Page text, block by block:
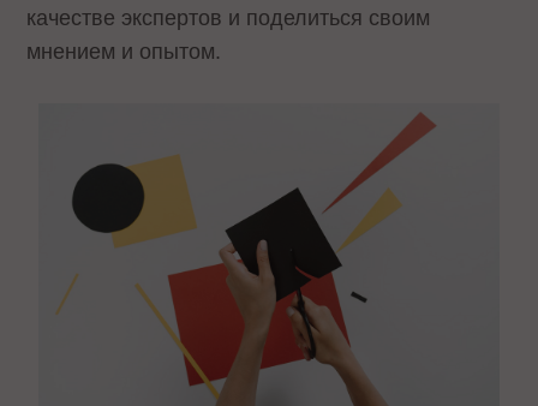
качестве экспертов и поделиться своим
мнением и опытом.